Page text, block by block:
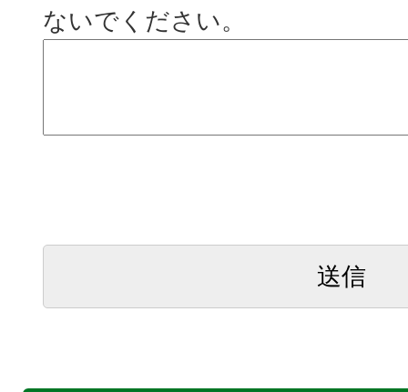
ないでください。